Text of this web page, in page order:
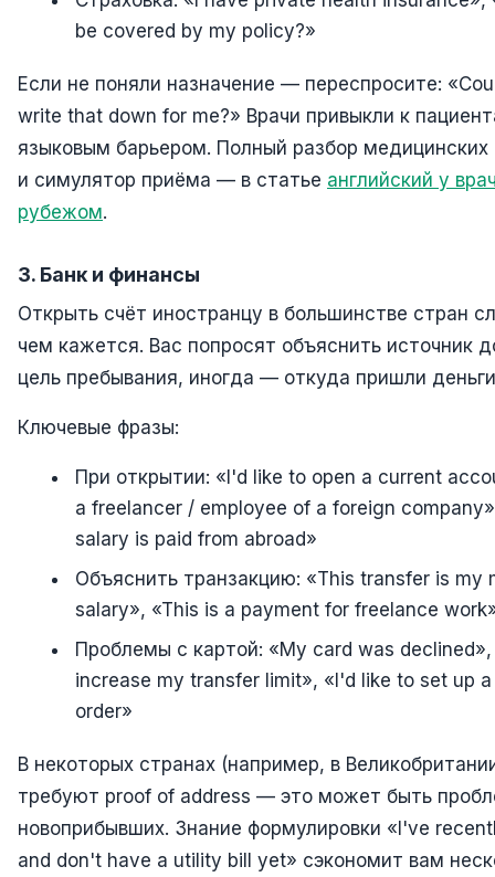
be covered by my policy?»
Если не поняли назначение — переспросите:
write that down for me?» Врачи привыкли к
языковым барьером. Полный разбор медицинских
и симулятор приёма — в статье английский у
рубежом.
3. Банк и финансы
Открыть счёт иностранцу в большинстве стран
чем кажется. Вас попросят объяснить источник
цель пребывания, иногда — откуда пришли
Ключевые фразы:
При открытии: «I'd like to open a current
a freelancer / employee of a foreign
salary is paid from abroad»
Объяснить транзакцию: «This transfer is my
salary», «This is a payment for freelance
Проблемы с картой: «My card was
increase my transfer limit», «I'd like to set up
order»
В некоторых странах (например, в
требуют proof of address — это может быть
новоприбывших. Знание формулировки «I've
and don't have a utility bill yet» сэкономит вам